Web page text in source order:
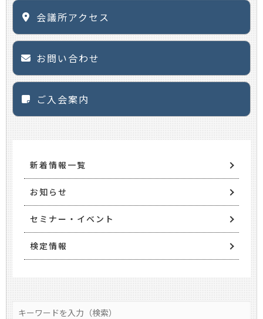
会議所アクセス
お問い合わせ
ご入会案内
新着情報一覧
お知らせ
セミナー・イベント
検定情報